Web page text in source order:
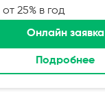
от 25% в год
Онлайн заявка
Подробнее